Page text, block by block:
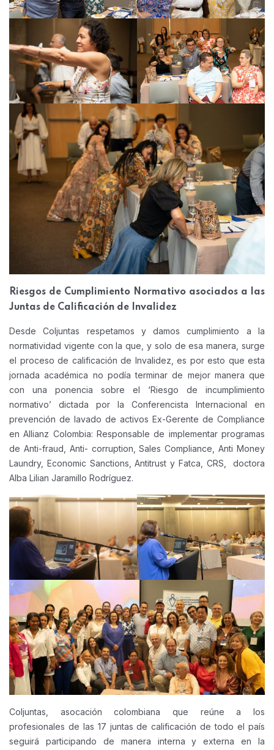
Riesgos de Cumplimiento Normativo asociados a las
Juntas de Calificación de Invalidez
Desde Coljuntas respetamos y damos cumplimiento a la
normatividad vigente con la que, y solo de esa manera, surge
el proceso de calificación de Invalidez, es por esto que esta
jornada académica no podía terminar de mejor manera que
con una ponencia sobre el ‘Riesgo de incumplimiento
normativo’ dictada por la Conferencista Internacional en
prevención de lavado de activos Ex-Gerente de Compliance
en Allianz Colombia: Responsable de implementar programas
de Anti-fraud, Anti- corruption, Sales Compliance, Anti Money
Laundry, Economic Sanctions, Antitrust y Fatca, CRS, doctora
Alba Lilian Jaramillo Rodríguez.
Coljuntas, asocación colombiana que reúne a los
profesionales de las 17 juntas de calificación de todo el país
seguirá participando de manera interna y externa en la